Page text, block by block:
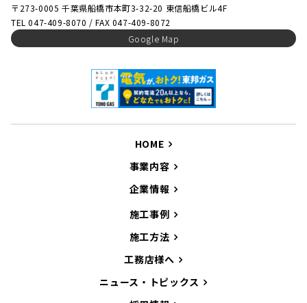
〒273-0005 千葉県船橋市本町3-32-20 東信船橋ビル4F
TEL 047-409-8070 / FAX 047-409-8072
Google Map
HOME
事業内容
企業情報
施工事例
施工方法
工務店様へ
ニュース・トピックス